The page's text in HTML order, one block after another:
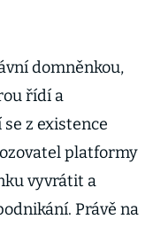
domněnkou,
řídí a
z existence
platformy
vyvrátit a
Právě na